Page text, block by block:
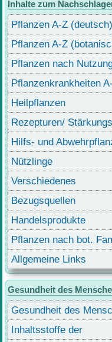
Inhalte zum
Pflanzen A-Z (deutsch)
Pflanzen A-Z
Pflanzen nach
Pflanzenkrankheiten
Heilpflanzen
Rezepturen/
Hilfs- und
Nützlinge
Verschiedenes
Bezugsquellen
Handelsprodukte
Pflanzen nach bot.
Allgemeine Links
Gesundheit des
Gesundheit des
Inhaltsstoffe der